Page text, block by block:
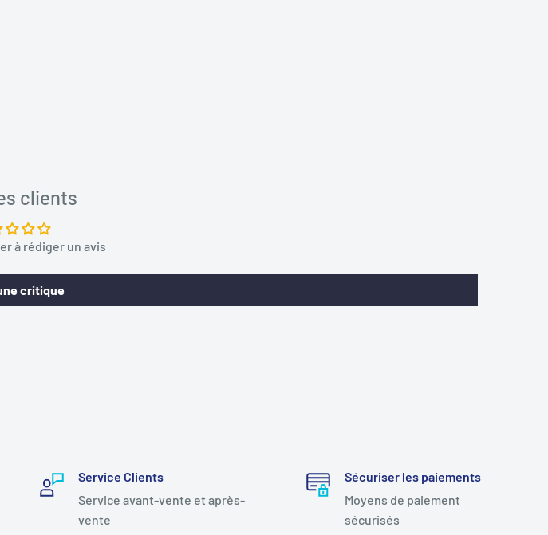
clients
à rédiger un avis
critique
Service Clients
Service avant-vente et après-
vente
Sécuriser les paiements
Moyens de paiement
sécurisés